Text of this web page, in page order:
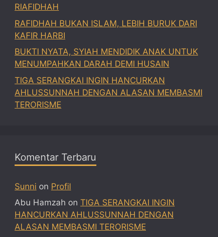
RIAFIDHAH
RAFIDHAH BUKAN ISLAM, LEBIH BURUK DARI
KAFIR HARBI
BUKTI NYATA, SYIAH MENDIDIK ANAK UNTUK
MENUMPAHKAN DARAH DEMI HUSAIN
TIGA SERANGKAI INGIN HANCURKAN
AHLUSSUNNAH DENGAN ALASAN MEMBASMI
TERORISME
Komentar Terbaru
Sunni on Profil
Abu Hamzah on TIGA SERANGKAI INGIN
HANCURKAN AHLUSSUNNAH DENGAN
ALASAN MEMBASMI TERORISME